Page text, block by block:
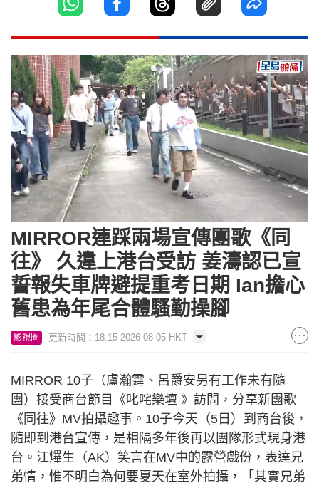
Unmute Loaded
4.43%
MIRROR連踩兩場宣傳團歌《同
往》 久違上港台受訪 姜濤認已宣
誓報失車牌避提重考日期 Ian擔心
舊患為年尾合體騷勤操腳
影視圈 更新時間：18:15 2026-08-05 HKT
MIRROR 10子（盧瀚霆、呂爵安另有工作未有隨
團）接受商台節目《叱咤樂壇 》訪問，分享新團歌
《同往》MV拍攝趣事。10子今天（5日）到商台後，
隨即到港台宣傳，是相隔多年後再以團隊形式現身港
台。江𤒹生（AK）笑言在MV中的露營戲份，表達兄
弟情，惟不明白為何要夏天在室外拍攝，「其實兄弟